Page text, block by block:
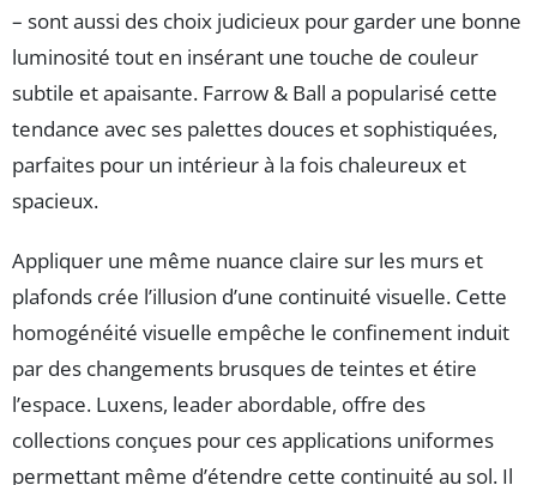
– sont aussi des choix judicieux pour garder une bonne
luminosité tout en insérant une touche de couleur
subtile et apaisante. Farrow & Ball a popularisé cette
tendance avec ses palettes douces et sophistiquées,
parfaites pour un intérieur à la fois chaleureux et
spacieux.
Appliquer une même nuance claire sur les murs et
plafonds crée l’illusion d’une continuité visuelle. Cette
homogénéité visuelle empêche le confinement induit
par des changements brusques de teintes et étire
l’espace. Luxens, leader abordable, offre des
collections conçues pour ces applications uniformes
permettant même d’étendre cette continuité au sol. Il